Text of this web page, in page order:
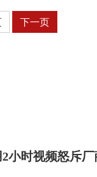
下一页
小时视频怒斥厂